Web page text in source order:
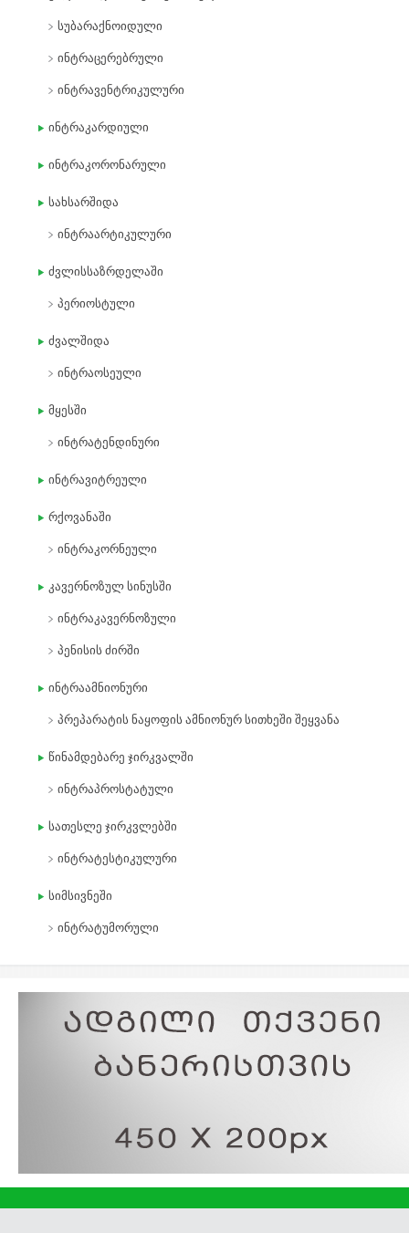
სუბარაქნოიდული
ინტრაცერებრული
ინტრავენტრიკულური
ინტრაკარდიული
ინტრაკორონარული
სახსარშიდა
ინტრაარტიკულური
ძვლისსაზრდელაში
პერიოსტული
ძვალშიდა
ინტრაოსეული
მყესში
ინტრატენდინური
ინტრავიტრეული
რქოვანაში
ინტრაკორნეული
კავერნოზულ სინუსში
ინტრაკავერნოზული
პენისის ძირში
ინტრაამნიონური
პრეპარატის ნაყოფის ამნიონურ სითხეში შეყვანა
წინამდებარე ჯირკვალში
ინტრაპროსტატული
სათესლე ჯირკვლებში
ინტრატესტიკულური
სიმსივნეში
ინტრატუმორული